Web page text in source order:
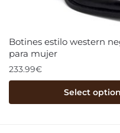
Botines estilo western
para mujer
233.99€
Select